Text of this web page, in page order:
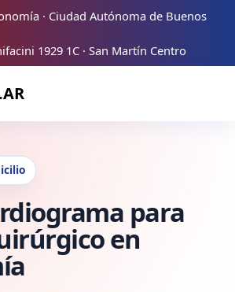
· Ciudad Autónoma de Buenos
1929 1C · San Martín Centro
para
en